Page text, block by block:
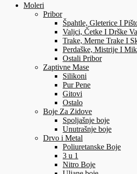
Moleri
Pribor
Špahtle, Gleterice I
Valjci, Četke I Drške
Trake, Merne Trake I
Perdaške, Mistrije I
Ostali Pribor
Zaptivne Mase
Silikoni
Pur Pene
Gitovi
Ostalo
Boje Za Zidove
Spoljašnje boje
Unutrašnje boje
Drvo i Metal
Poliuretanske Boje
3 u 1
Nitro Boje